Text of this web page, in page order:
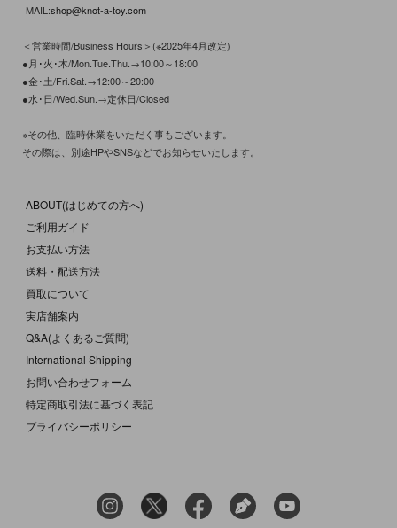
MAIL:shop@knot-a-toy.com
＜営業時間/Business Hours＞(※2025年4月改定)
●月･火･木/Mon.Tue.Thu.→10:00～18:00
●金･土/Fri.Sat.→12:00～20:00
●水･日/Wed.Sun.→定休日/Closed
※その他、臨時休業をいただく事もございます。
その際は、別途HPやSNSなどでお知らせいたします。
ABOUT(はじめての方へ)
ご利用ガイド
お支払い方法
送料・配送方法
買取について
実店舗案内
Q&A(よくあるご質問)
International Shipping
お問い合わせフォーム
特定商取引法に基づく表記
プライバシーポリシー